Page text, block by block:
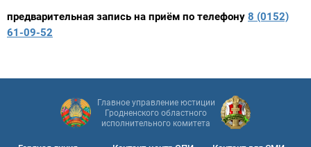
предварительная запись на приём по телефону 8 (0152)
61-09-52
Главное управление юстиции
Гродненского областного
исполнительного комитета